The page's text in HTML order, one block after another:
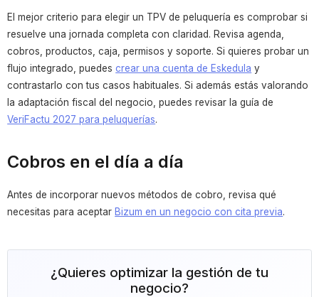
El mejor criterio para elegir un TPV de peluquería es comprobar si
resuelve una jornada completa con claridad. Revisa agenda,
cobros, productos, caja, permisos y soporte. Si quieres probar un
flujo integrado, puedescrear una cuenta de Eskedula y
contrastarlo con tus casos habituales. Si además estás valorando
la adaptación fiscal del negocio, puedes revisar la guía de
VeriFactu 2027 para peluquerías.
Cobros en el día a día
Antes de incorporar nuevos métodos de cobro, revisa qué
necesitas para aceptar Bizum en un negocio con cita previa.
¿Quieres optimizar la gestión de tu
negocio?